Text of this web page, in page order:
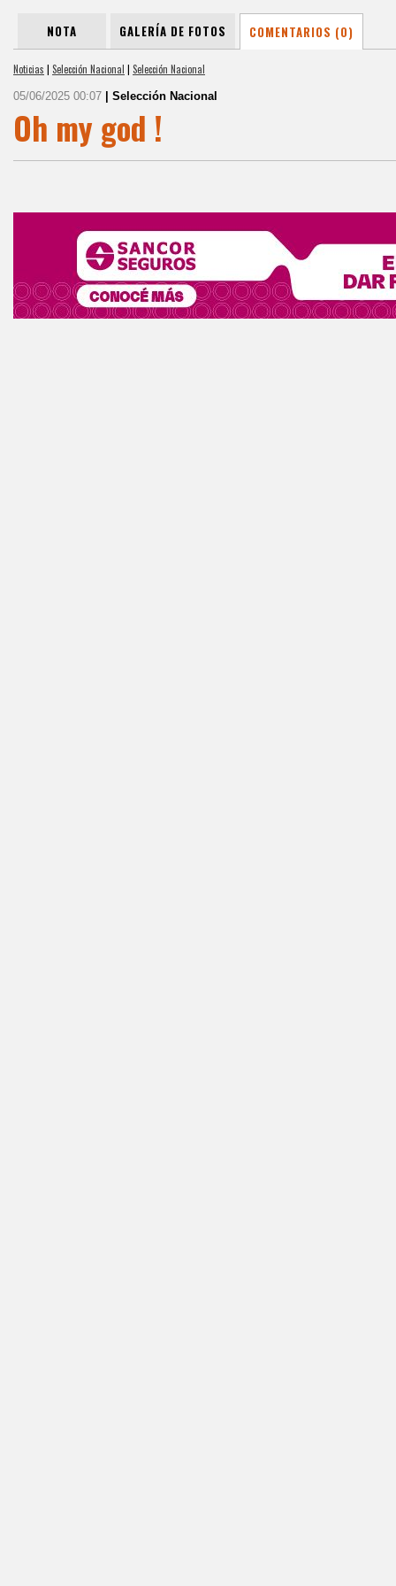
NOTA GALERÍA DE FOTOS COMENTARIOS (0)
Noticias | Selección Nacional | Selección Nacional
05/06/2025 00:07 | Selección Nacional
Oh my god !